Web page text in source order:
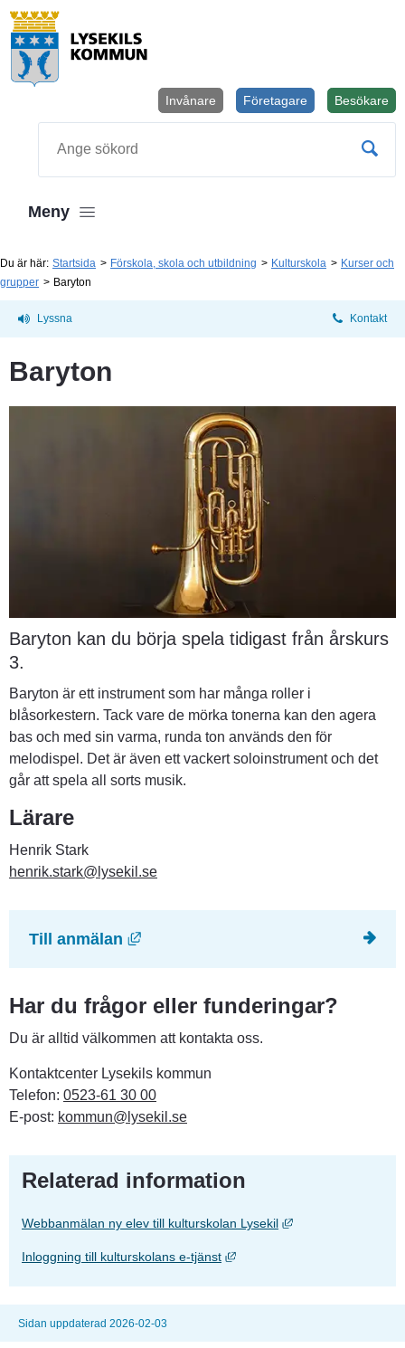
Besökare
Företagare
Invånare
Meny
Du är här: Startsida Förskola, skola och utbildning Kulturskola
Kurser och
grupper
Baryton
Lyssna Kontakt
Baryton
Baryton kan du börja spela tidigast från årskurs
3.
Baryton är ett instrument som har många roller i
blåsorkestern. Tack vare de mörka tonerna kan den agera
bas och med sin varma, runda ton används den för
melodispel. Det är även ett vackert soloinstrument och det
går att spela all sorts musik.
Lärare
Henrik Stark
henrik.stark@lysekil.se
Till anmälan Länk till annan webbplats,
Har du frågor eller funderingar?
Du är alltid välkommen att kontakta oss.
Kontaktcenter Lysekils kommun
Telefon: 0523-61 30 00
E-post: kommun@lysekil.se
Relaterad information
Webbanmälan ny elev till kulturskolan Lysekil Länk till annan
Inloggning till kulturskolans e-tjänst Länk till annan webbplats,
Sidan uppdaterad 2026-02-03